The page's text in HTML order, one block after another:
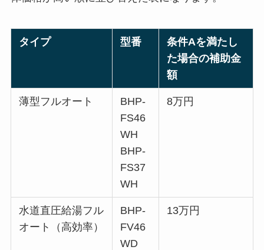
タイプ 型番
条件Aを満たし
た場合の補助金
額
薄型フルオート
BHP-
FS46
WH
BHP-
FS37
WH
8万円
水道直圧給湯フル
オート（高効率）
BHP-
FV46
WD
13万円